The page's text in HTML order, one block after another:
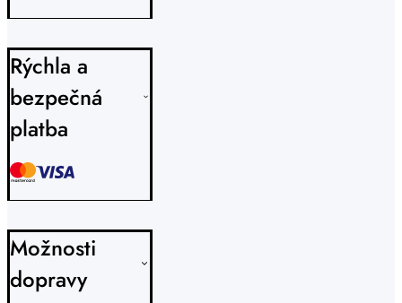
Rýchla a
bezpečná
platba
Možnosti
dopravy